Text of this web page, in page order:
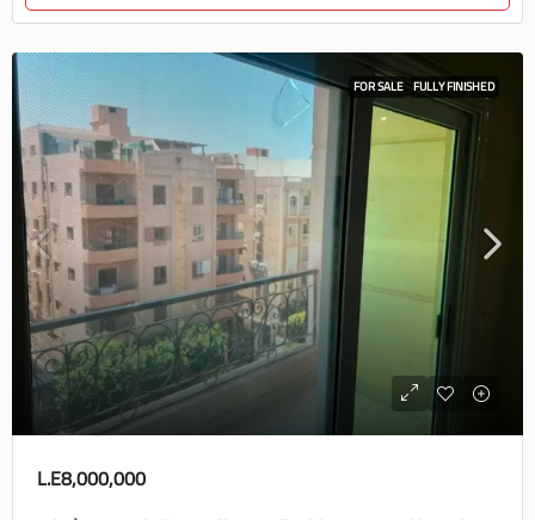
FOR SALE FULLY FINISHED
L.E8,000,000